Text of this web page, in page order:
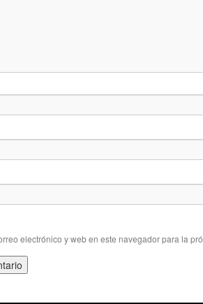
electrónico y web en este navegador para la